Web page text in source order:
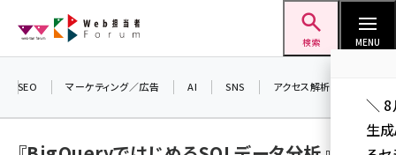
ン
検索 MENU
SEO マーケティング／広告 AI SNS アクセス解析／データ分析
＼ 8
生